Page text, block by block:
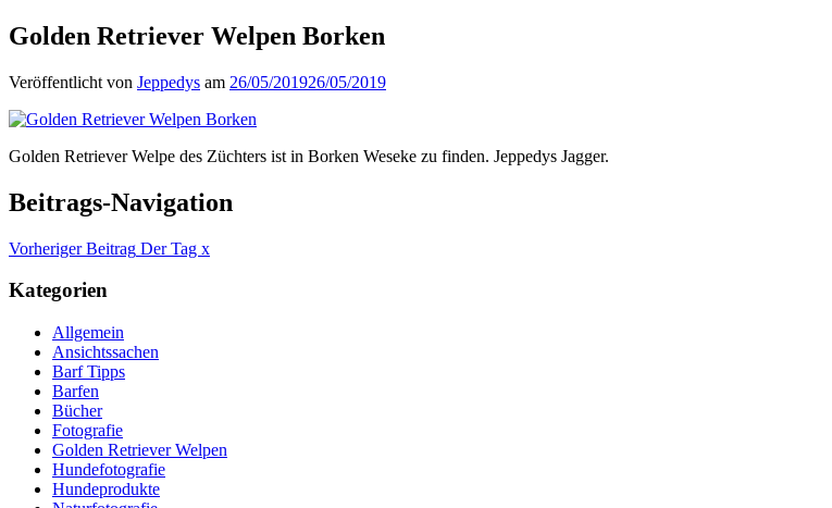
Golden Retriever Welpen Borken
Veröffentlicht von Jeppedys am 26/05/201926/05/2019
Golden Retriever Welpe des Züchters ist in Borken Weseke zu finden. Jeppedys Jagger.
Beitrags-Navigation
Vorheriger Beitrag Der Tag x
Kategorien
Allgemein
Ansichtssachen
Barf Tipps
Barfen
Bücher
Fotografie
Golden Retriever Welpen
Hundefotografie
Hundeprodukte